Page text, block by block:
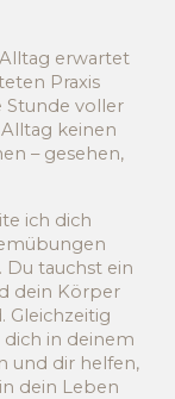
erwartet
Praxis
Stunde voller
keinen
– gesehen,
ich dich
Du tauchst ein
dein Körper
Gleichzeitig
in deinem
und dir helfen,
dein Leben